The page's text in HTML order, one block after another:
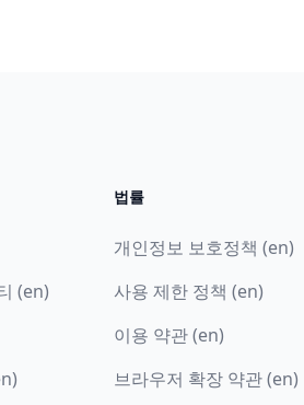
(en)
법률
개인정보 보호정책 (en)
사용 제한 정책 (en)
이용 약관 (en)
브라우저 확장 약관 (en)